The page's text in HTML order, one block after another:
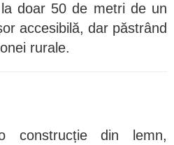
doar 50 de metri de un
accesibilă, dar păstrând
rurale.
construcție din lemn,